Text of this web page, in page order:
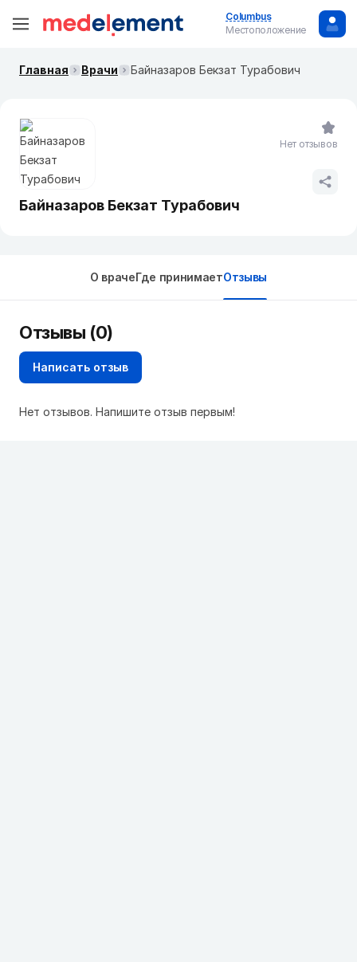
Columbus
Местоположение
Главная Врачи Байназаров Бекзат Турабович
Байназаров Бекзат Турабович
Нет отзывов
О врачеГде принимаетОтзывы
Отзывы (0)
Написать отзыв
Нет отзывов. Напишите отзыв первым!